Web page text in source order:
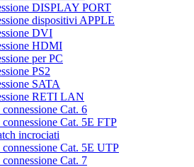
DISPLAY PORT
dispositivi APPLE
DVI
HDMI
per PC
PS2
SATA
RETI LAN
Cat. 6
Cat. 5E FTP
incrociati
Cat. 5E UTP
Cat. 7